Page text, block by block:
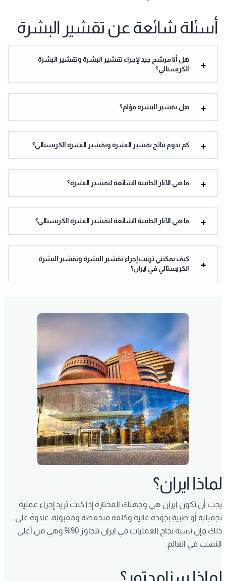
أسئلة شائعة عن تقشير البشرة
هل أنا مرشح جيد لإجراء تقشير البشرة وتقشير البشرة
الكريستالي؟
هل تقشير البشرة مؤلم؟
كم تدوم نتائج تقشير البشرة وتقشير البشرة الكريستالي؟
ما هي الآثار الجانبية الشائعة لتقشير البشرة؟
ما هي الآثار الجانبية الشائعة لتقشير البشرة الكريستالي؟
كيف يمكنني ترتيب إجراء تقشير البشرة وتقشير البشرة
الكريستالي في ايران؟
لماذا ايران؟
يجب أن تكون ايران هي وجهتك المختارة إذا كنت تريد إجراء عملية
تجميلية أو طبية بجودة عالية وكلفة منخفضة ومقبولة، علاوةً على
ذلك فإن نسبة نجاح العمليات في ايران تتجاوز 90% وهي من أعلى
النسب في العالم.
لماذا سنامدتور؟